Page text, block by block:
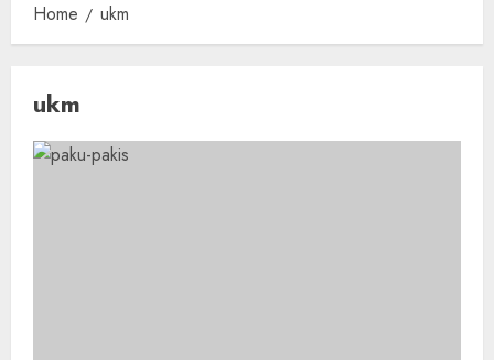
Home ukm
ukm